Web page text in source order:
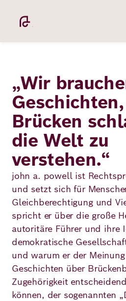
Inhalt
Academy
Fellowship
Fellows
Richard
von
Weizsäcker
Forum
„Wir
Brücken
die Welt zu
verstehen.“
john a. powell ist
und setzt sich für
Gleichberechtigung und
spricht er über die große
autoritäre Führer und ihre
demokratische
und warum er der
Geschichten über
Zugehörigkeit
können, der sogenannten